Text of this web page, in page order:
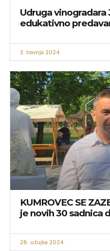
Udruga vinogradara
edukativno
2. travnja 2024.
KUMROVEC SE
je novih 30 sadnica
28. ožujka 2024.